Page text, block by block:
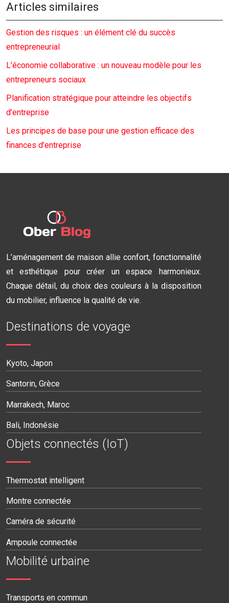
Articles similaires
Gestion des risques : un élément clé du succès
entrepreneurial
L’économie collaborative : un nouveau modèle pour les
entrepreneurs sociaux
Planification stratégique pour atteindre les objectifs
d’entreprise
Les principes de base pour une gestion efficace des
finances d’entreprise
L’aménagement de maison allie confort, fonctionnalité
et esthétique pour créer un espace harmonieux.
Chaque détail, du choix des couleurs à la disposition
du mobilier, influence la qualité de vie.
Destinations de voyage
Kyoto, Japon
Santorin, Grèce
Marrakech, Maroc
Bali, Indonésie
Objets connectés (IoT)
Thermostat intelligent
Montre connectée
Caméra de sécurité
Ampoule connectée
Mobilité urbaine
Transports en commun